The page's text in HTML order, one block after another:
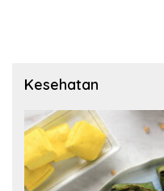
Kesehatan